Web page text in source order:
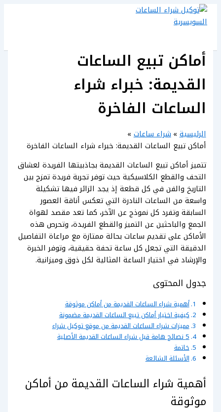
تخطي
المحتوى
أماكن تبيع الساعات
القديمة: خبراء شراء
الساعات الفاخرة
الرئيسية شراء ساعات
أماكن تبيع الساعات القديمة: خبراء شراء الساعات الفاخرة
تتميز أماكن تبيع الساعات القديمة بجاذبيتها الفريدة لعشاق
التحف والقطع الكلاسيكية حيث توفر تجربة فريدة تمزج بين
التاريخ والفن في كل قطعة إذ يجد الزائر فيها تشكيلة
واسعة من الساعات النادرة التي تعكس أناقة العصور
السابقة وتفرد كل نموذج عن الآخر، كما تعد مقصد لهواة
الجمع والباحثين عن التميز والقطع الفريدة، وتحرص هذه
الأماكن على تقديم ساعات بحالة ممتازة مع مراعاة التفاصيل
الدقيقة التي تجعل كل ساعة تحفة حقيقية، وتوفر الخبرة
والإرشاد في اختيار الساعة المثالية لكل ذوق وميزانية.
جدول المحتوى
أهمية شراء الساعات القديمة من أماكن موثوقة
كيفية اختيار أماكن تبيع الساعات القديمة مضمونة
مميزات شراء الساعات القديمة من موقع توكيل شراء
5 نصائح هامة قبل شراء الساعات القديمة الأصلية
خاتمة
الأسئلة الشائعة
أهمية شراء الساعات القديمة من أماكن
موثوقة